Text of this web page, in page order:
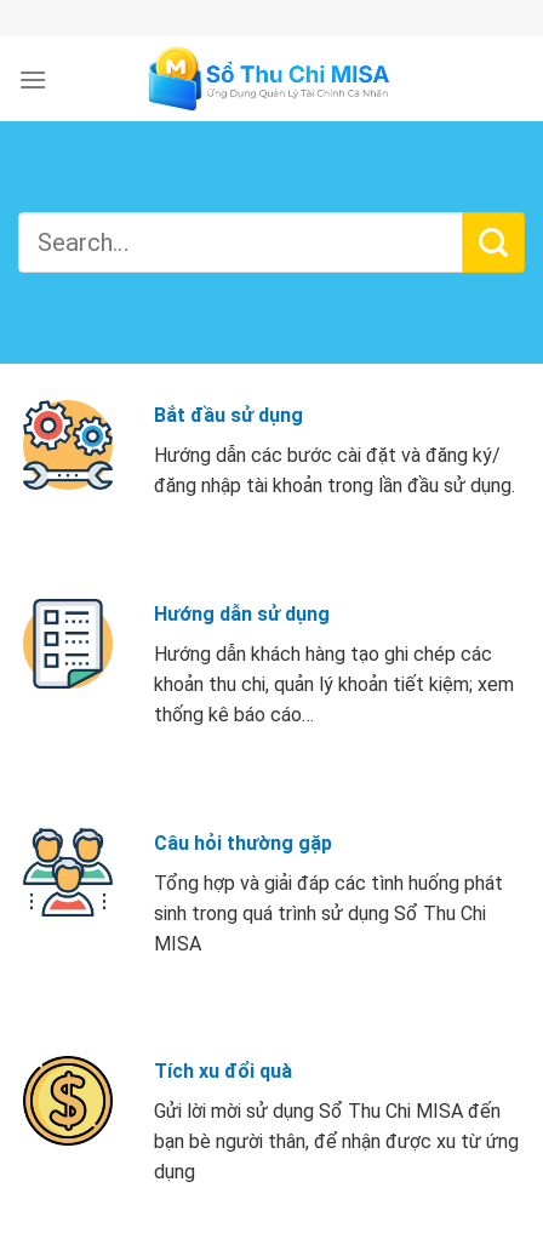
Bắt đầu sử dụng
Hướng dẫn các bước cài đặt và đăng ký/
đăng nhập tài khoản trong lần đầu sử dụng.
Hướng dẫn sử dụng
Hướng dẫn khách hàng tạo ghi chép các
khoản thu chi, quản lý khoản tiết kiệm; xem
thống kê báo cáo…
Câu hỏi thường gặp
Tổng hợp và giải đáp các tình huống phát
sinh trong quá trình sử dụng Sổ Thu Chi
MISA
Tích xu đổi quà
Gửi lời mời sử dụng Sổ Thu Chi MISA đến
bạn bè người thân, để nhận được xu từ ứng
dụng